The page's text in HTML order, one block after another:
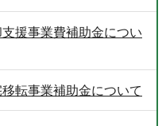
援事業費補助金につい
転事業補助金について